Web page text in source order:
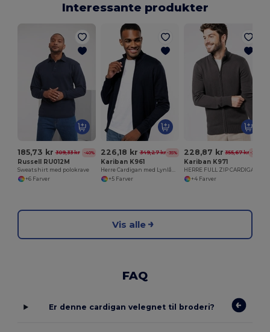
Interessante produkter
185,73 kr 309,33 kr -40%
Russell RU012M
Sweatshirt med polokrave
+6 Farver
226,18 kr 349,27 kr -35%
Kariban K961
Herre Cardigan med Lynlås og Røg Effekt
+5 Farver
228,87 kr 355,67 kr -36%
Kariban K971
HERRE FULL ZIP CARDIGAN
+4 Farver
Vis alle
FAQ
Er denne cardigan velegnet til broderi?